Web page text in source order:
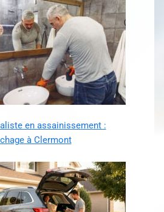
en assainissement :
à Clermont